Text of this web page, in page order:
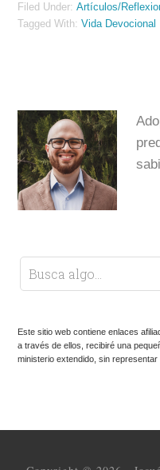
Filed Under:Artículos/
Tagged With:Vida Devocional
Este sitio web contiene enlaces
a través de ellos, recibiré una
ministerio extendido, sin